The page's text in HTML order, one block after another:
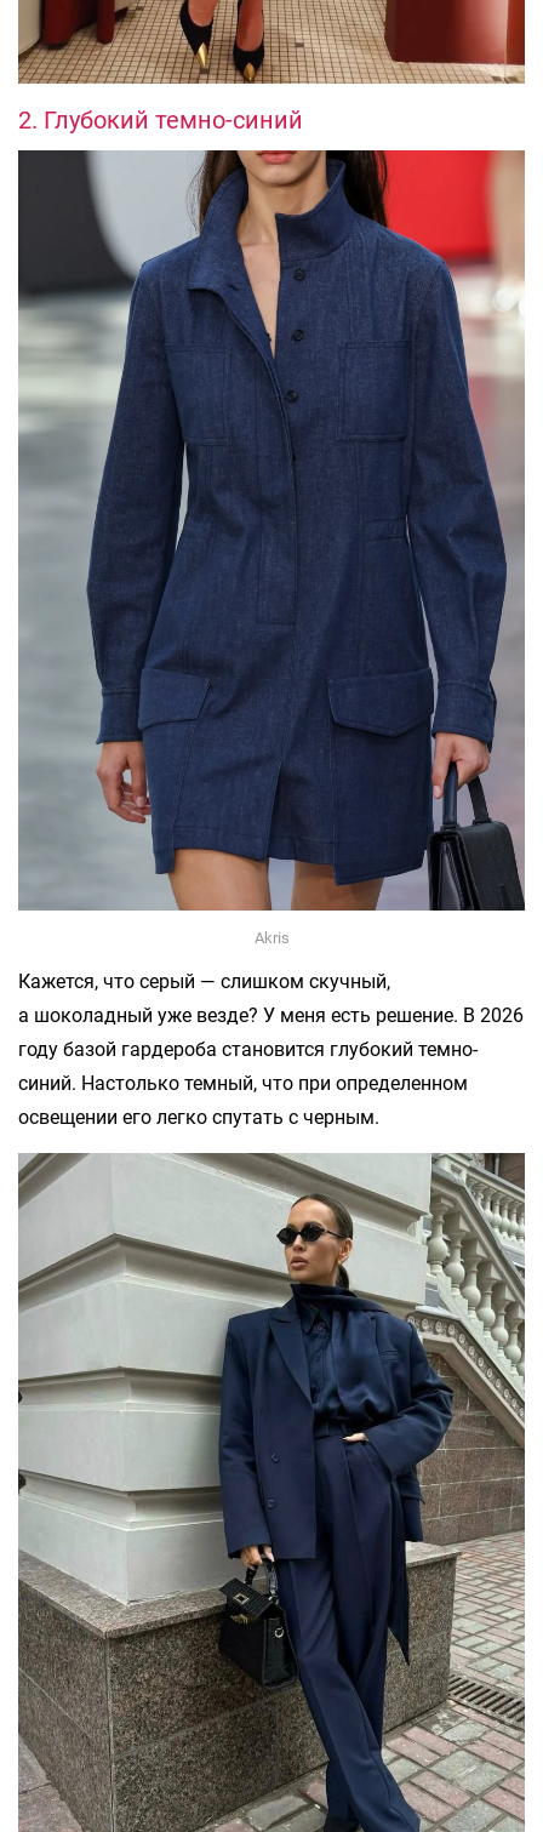
2. Глубокий темно-синий
Akris
Кажется, что серый — слишком скучный,
а шоколадный уже везде? У меня есть решение. В 2026
году базой гардероба становится глубокий темно-
синий. Настолько темный, что при определенном
освещении его легко спутать с черным.